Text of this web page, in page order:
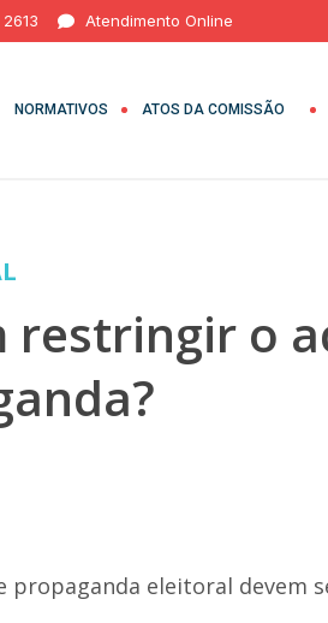
Atendimento Online
NORMATIVOS ATOS DA COMISSÃO
restringir o
propaganda eleitoral devem